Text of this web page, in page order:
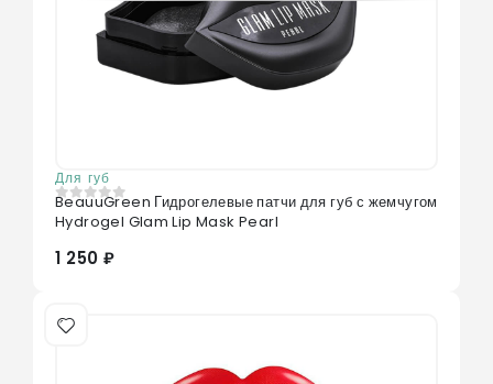
Для губ
0 из 5
BeauuGreen Гидрогелевые патчи для губ с жемчугом
Hydrogel Glam Lip Mask Pearl
1 250 ₽